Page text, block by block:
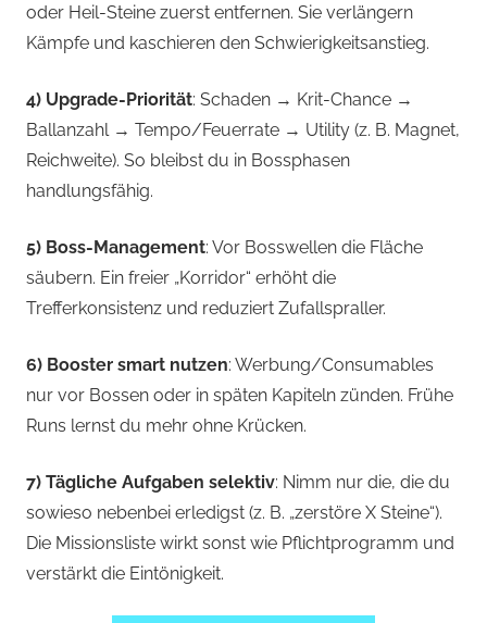
oder Heil-Steine zuerst entfernen. Sie verlängern
Kämpfe und kaschieren den Schwierigkeitsanstieg.
4) Upgrade-Priorität: Schaden → Krit-Chance →
Ballanzahl → Tempo/Feuerrate → Utility (z. B. Magnet,
Reichweite). So bleibst du in Bossphasen
handlungsfähig.
5) Boss-Management: Vor Bosswellen die Fläche
säubern. Ein freier „Korridor“ erhöht die
Trefferkonsistenz und reduziert Zufallspraller.
6) Booster smart nutzen: Werbung/Consumables
nur vor Bossen oder in späten Kapiteln zünden. Frühe
Runs lernst du mehr ohne Krücken.
7) Tägliche Aufgaben selektiv: Nimm nur die, die du
sowieso nebenbei erledigst (z. B. „zerstöre X Steine“).
Die Missionsliste wirkt sonst wie Pflichtprogramm und
verstärkt die Eintönigkeit.